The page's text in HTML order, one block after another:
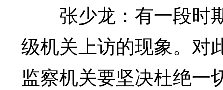
张少龙：有一段时
级机关上访的现象。对
监察机关要坚决杜绝一